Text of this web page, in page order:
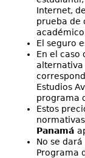
Internet,
prueba de
El seguro
En el caso
alternativa
Estudios
programa
Estos
Panamá
No se
Programa